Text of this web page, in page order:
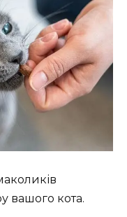
вашого кота.